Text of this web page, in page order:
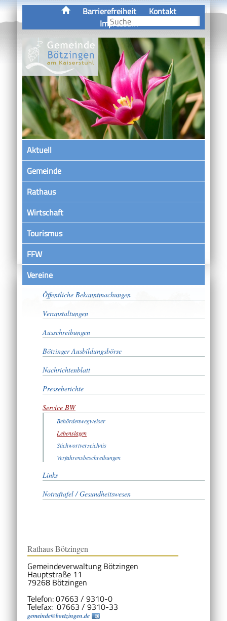
Barrierefreiheit
Kontakt
Impressum
Aktuell
Gemeinde
Rathaus
Wirtschaft
Tourismus
FFW
VereineSatzungen
Öffentliche Bekanntmachungen
Veranstaltungen
Ausschreibungen
Bötzinger Ausbildungsbörse
Nachrichtenblatt
Presseberichte
Service BW
Behördenwegweiser
Lebenslagen
Stichwortverzeichnis
Verfahrensbeschreibungen
Links
Notruftafel / Gesundheitswesen
Rathaus Bötzingen
Gemeindeverwaltung Bötzingen
Hauptstraße 11
79268 Bötzingen
Telefon: 07663 / 9310-0
Telefax: 07663 / 9310-33
gemeinde@boetzingen.de